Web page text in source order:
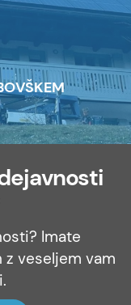
Imate
veseljem vam